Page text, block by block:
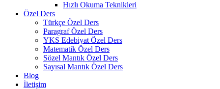
Hızlı Okuma Teknikleri
Özel Ders
Türkçe Özel Ders
Paragraf Özel Ders
YKS Edebiyat Özel Ders
Matematik Özel Ders
Sözel Mantık Özel Ders
Sayısal Mantık Özel Ders
Blog
İletişim